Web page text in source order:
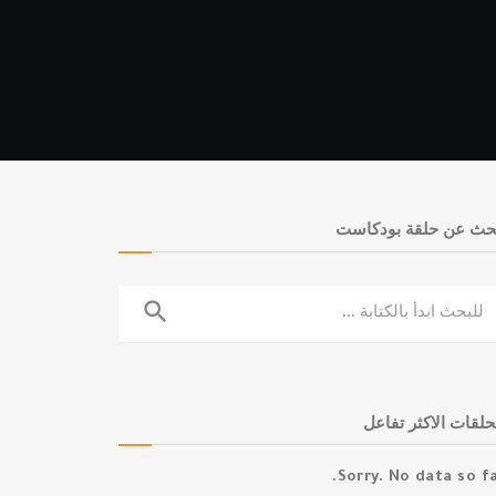
عن حلقة بودكاست
search
الاكثر تفاعل
Sorry. No data so